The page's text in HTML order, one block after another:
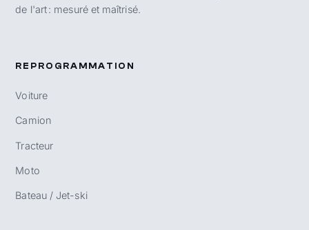
de l'art : mesuré et maîtrisé.
REPROGRAMMATION
Voiture
Camion
Tracteur
Moto
Bateau / Jet-ski